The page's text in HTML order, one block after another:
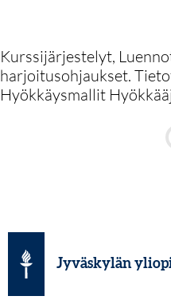
Kurssijärjestelyt,
harjoitusohjaukset.
Hyökkäysmallit
Jyväskylän